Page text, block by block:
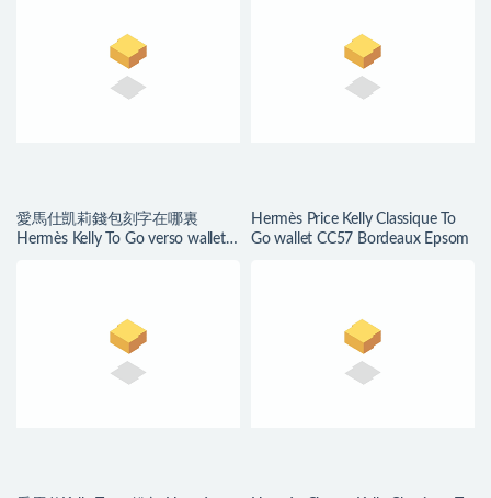
愛馬仕凱莉錢包刻字在哪裏
Hermès Kelly To Go verso wallet
Hermès Price Kelly Classique To
Go wallet CC57 Bordeaux Epsom